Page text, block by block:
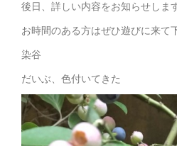
後日、詳しい内容をお知らせしま
お時間のある方はぜひ遊びに来て
染谷
だいぶ、色付いてきた